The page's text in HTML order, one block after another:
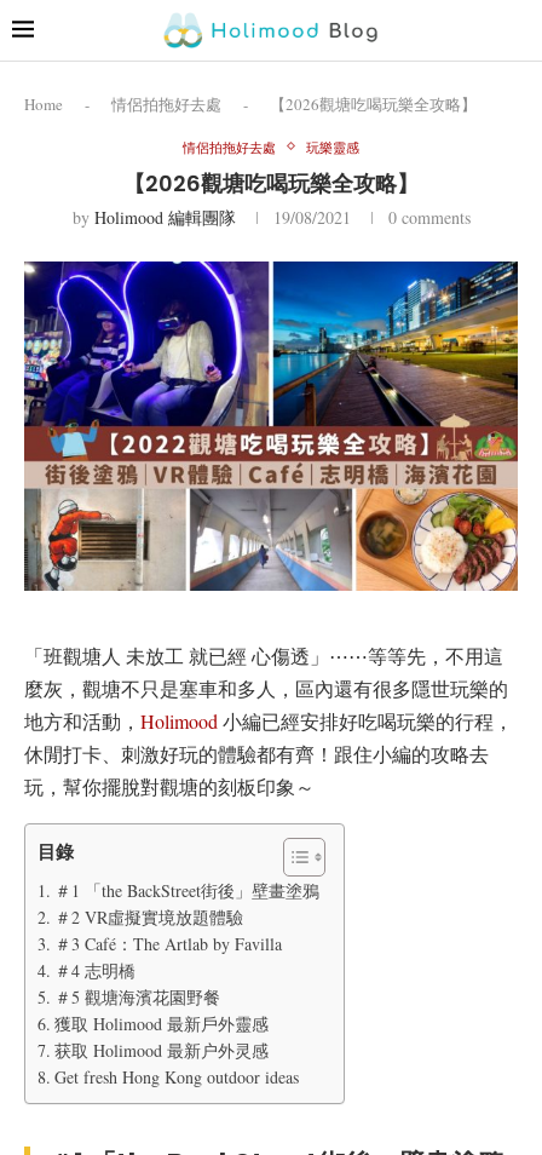
Home - 情侶拍拖好去處 - 【2026觀塘吃喝玩樂全攻略】
情侶拍拖好去處 玩樂靈感
【2026觀塘吃喝玩樂全攻略】
by Holimood 編輯團隊 19/08/2021 0 comments
「班觀塘人 未放工 就已經 心傷透」⋯⋯等等先，不用這
麼灰，觀塘不只是塞車和多人，區內還有很多隱世玩樂的
地方和活動， Holimood 小編已經安排好吃喝玩樂的行程，
休閒打卡、刺激好玩的體驗都有齊！跟住小編的攻略去
玩，幫你擺脫對觀塘的刻板印象～
目錄
＃1 「the BackStreet街後」壁畫塗鴉
＃2 VR虛擬實境放題體驗
＃3 Café：The Artlab by Favilla
＃4 志明橋
＃5 觀塘海濱花園野餐
獲取 Holimood 最新戶外靈感
获取 Holimood 最新户外灵感
Get fresh Hong Kong outdoor ideas